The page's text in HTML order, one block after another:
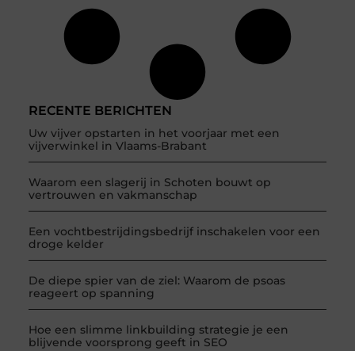
RECENTE BERICHTEN
Uw vijver opstarten in het voorjaar met een
vijverwinkel in Vlaams-Brabant
Waarom een slagerij in Schoten bouwt op
vertrouwen en vakmanschap
Een vochtbestrijdingsbedrijf inschakelen voor een
droge kelder
De diepe spier van de ziel: Waarom de psoas
reageert op spanning
Hoe een slimme linkbuilding strategie je een
blijvende voorsprong geeft in SEO